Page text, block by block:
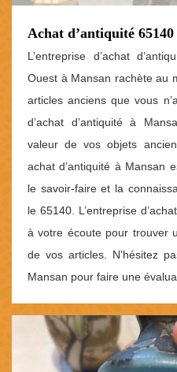
Achat d’antiquité 65140
L’entreprise d’achat
Ouest à Mansan rachète au
articles anciens que vous
d’achat d’antiquité à
valeur de vos objets
achat d’antiquité à Mansan
le savoir-faire et la
le 65140. L’entreprise
à votre écoute pour trouver
de vos articles. N’hésitez
Mansan pour faire une